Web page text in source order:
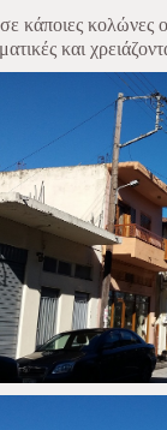
κάποιες κολώνες
και